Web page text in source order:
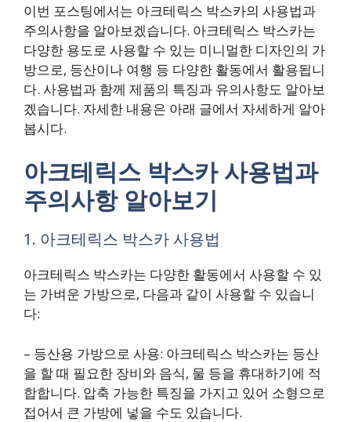
이번 포스팅에서는 아크테릭스 박스카의 사용법과
주의사항을 알아보겠습니다. 아크테릭스 박스카는
다양한 용도로 사용할 수 있는 미니멀한 디자인의 가
방으로, 등산이나 여행 등 다양한 활동에서 활용됩니
다. 사용법과 함께 제품의 특징과 유의사항도 알아보
겠습니다. 자세한 내용은 아래 글에서 자세하게 알아
봅시다.
아크테릭스 박스카 사용법과
주의사항 알아보기
1. 아크테릭스 박스카 사용법
아크테릭스 박스카는 다양한 활동에서 사용할 수 있
는 가벼운 가방으로, 다음과 같이 사용할 수 있습니
다:
– 등산용 가방으로 사용: 아크테릭스 박스카는 등산
을 할 때 필요한 장비와 음식, 물 등을 휴대하기에 적
합합니다. 압축 가능한 특징을 가지고 있어 소형으로
접어서 큰 가방에 넣을 수도 있습니다.